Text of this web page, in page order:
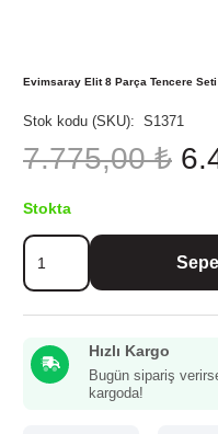
Evimsaray Elit 8 Parça Tencere
Stok kodu (SKU): S1371
7.775,00₺
Stokta
Evimsaray
Elit
8
Seti
Gold
Hızlı Kargo
Bugün sipariş
kargoda!